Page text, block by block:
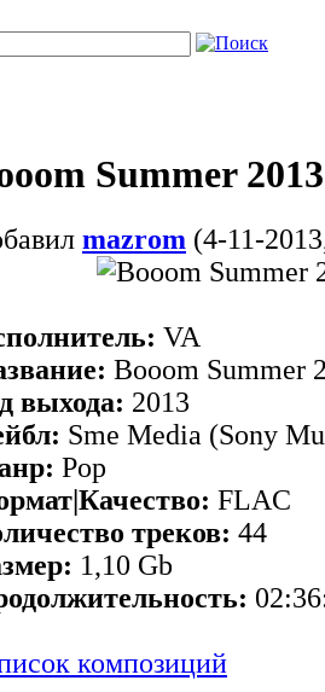
Summer
mazrom (4-11-
VA
Booom Summer
выхода: 2013
Sme Media (Sony
Pop
FLAC
треков: 44
1,10 Gb
композиций